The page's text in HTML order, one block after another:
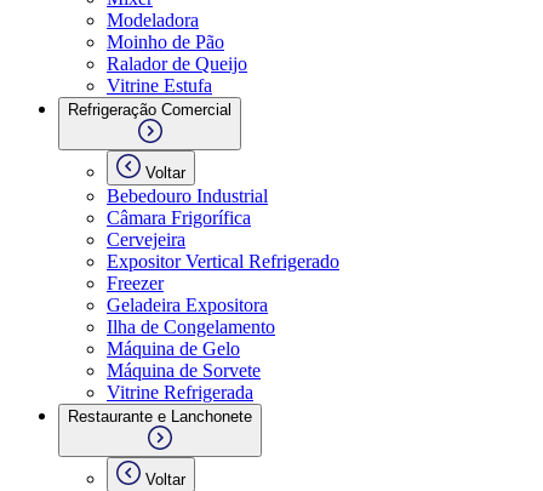
Modeladora
Moinho de Pão
Ralador de Queijo
Vitrine Estufa
Refrigeração Comercial
Voltar
Bebedouro Industrial
Câmara Frigorífica
Cervejeira
Expositor Vertical Refrigerado
Freezer
Geladeira Expositora
Ilha de Congelamento
Máquina de Gelo
Máquina de Sorvete
Vitrine Refrigerada
Restaurante e Lanchonete
Voltar